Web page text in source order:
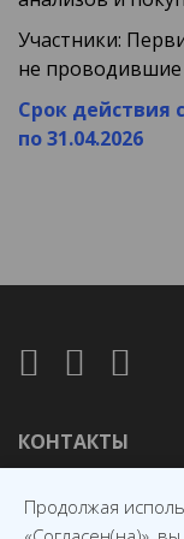
Участники:
не
Срок действия
по 31.04.2026
КОНТАКТЫ
Продолжая